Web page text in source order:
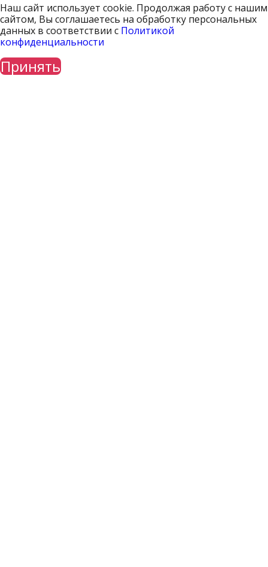
Наш сайт использует cookie. Продолжая работу с нашим
сайтом, Вы соглашаетесь на обработку персональных
данных в соответствии с Политикой
конфиденциальности
Принять